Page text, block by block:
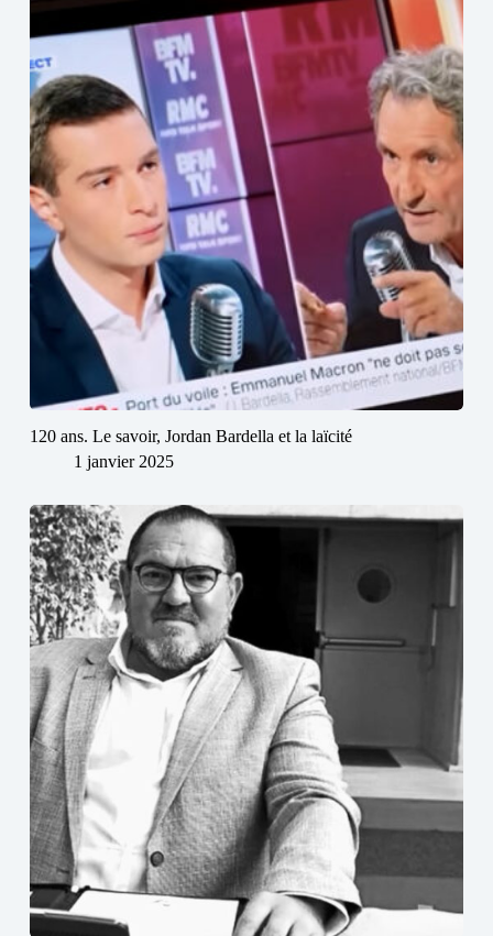
120 ans. Le savoir, Jordan Bardella et la laïcité
1 janvier 2025